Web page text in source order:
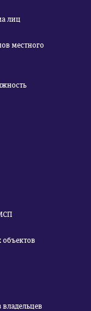
лиц
местного
объектов